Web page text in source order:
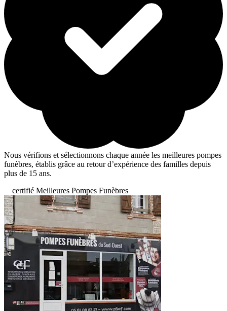
Nous vérifions et sélectionnons chaque année les meilleures pompes
funèbres, établis grâce au retour d’expérience des familles depuis
plus de 15 ans.
certifié Meilleures Pompes Funèbres